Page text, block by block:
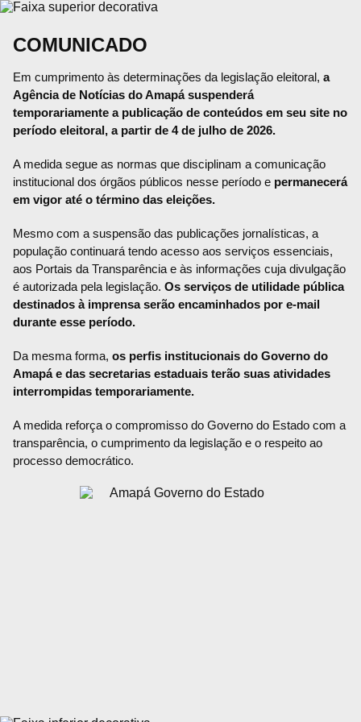
COMUNICADO
Em cumprimento às determinações da legislação eleitoral, a
Agência de Notícias do Amapá suspenderá
temporariamente a publicação de conteúdos em seu site no
período eleitoral, a partir de 4 de julho de 2026.
A medida segue as normas que disciplinam a comunicação
institucional dos órgãos públicos nesse período e permanecerá
em vigor até o término das eleições.
Mesmo com a suspensão das publicações jornalísticas, a
população continuará tendo acesso aos serviços essenciais,
aos Portais da Transparência e às informações cuja divulgação
é autorizada pela legislação. Os serviços de utilidade pública
destinados à imprensa serão encaminhados por e-mail
durante esse período.
Da mesma forma, os perfis institucionais do Governo do
Amapá e das secretarias estaduais terão suas atividades
interrompidas temporariamente.
A medida reforça o compromisso do Governo do Estado com a
transparência, o cumprimento da legislação e o respeito ao
processo democrático.